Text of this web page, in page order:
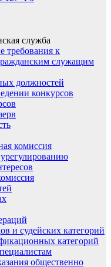
служба
требования к
служащим
должностей
конкурсов
комиссия
и судейских категорий
категорий
общественно